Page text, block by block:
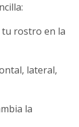
tu rostro en la
lateral,
la